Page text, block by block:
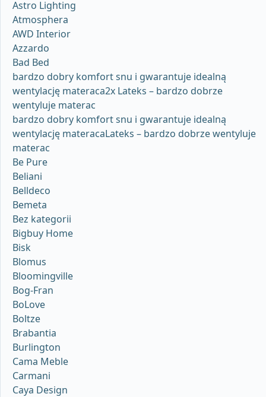
Astro Lighting
Atmosphera
AWD Interior
Azzardo
Bad Bed
bardzo dobry komfort snu i gwarantuje idealną
wentylację materaca2x Lateks – bardzo dobrze
wentyluje materac
bardzo dobry komfort snu i gwarantuje idealną
wentylację materacaLateks – bardzo dobrze wentyluje
materac
Be Pure
Beliani
Belldeco
Bemeta
Bez kategorii
Bigbuy Home
Bisk
Blomus
Bloomingville
Bog-Fran
BoLove
Boltze
Brabantia
Burlington
Cama Meble
Carmani
Caya Design